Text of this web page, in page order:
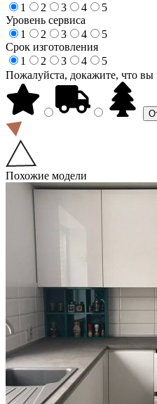
1
2 3 4
5
Уровень сервиса
1
2 3 4
5
Срок изготовления
1
2 3 4
5
Пожалуйста, докажите, что вы
Похожие модели